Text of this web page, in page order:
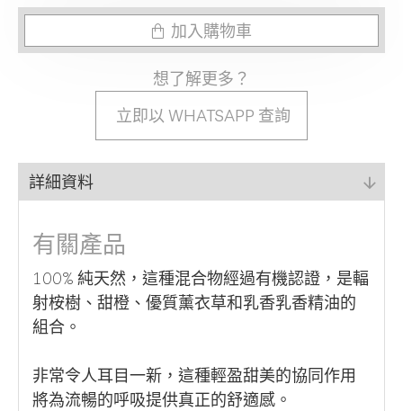
加入購物車
想了解更多？
立即以 WHATSAPP 查詢
詳細資料
有關產品
100% 純天然，這種混合物經過有機認證，是輻
射桉樹、甜橙、優質薰衣草和乳香乳香精油的
組合。
非常令人耳目一新，這種輕盈甜美的協同作用
將為流暢的呼吸提供真正的舒適感。